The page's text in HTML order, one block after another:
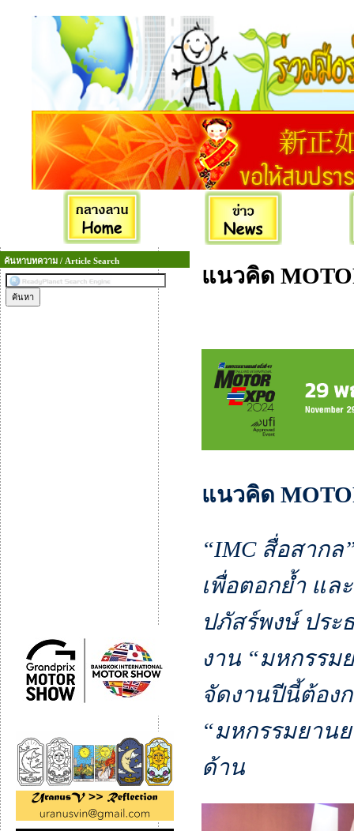
ค้นหาบทความ / Article Search
แนวคิด
แนวคิด
“IMC สื่อสาก
เพื่อตอกย้ำ แล
ปภัสร์พงษ์ ประ
งาน “มหกรรม
จัดงานปีนี้ต้อง
“มหกรรมยาน
ด้าน